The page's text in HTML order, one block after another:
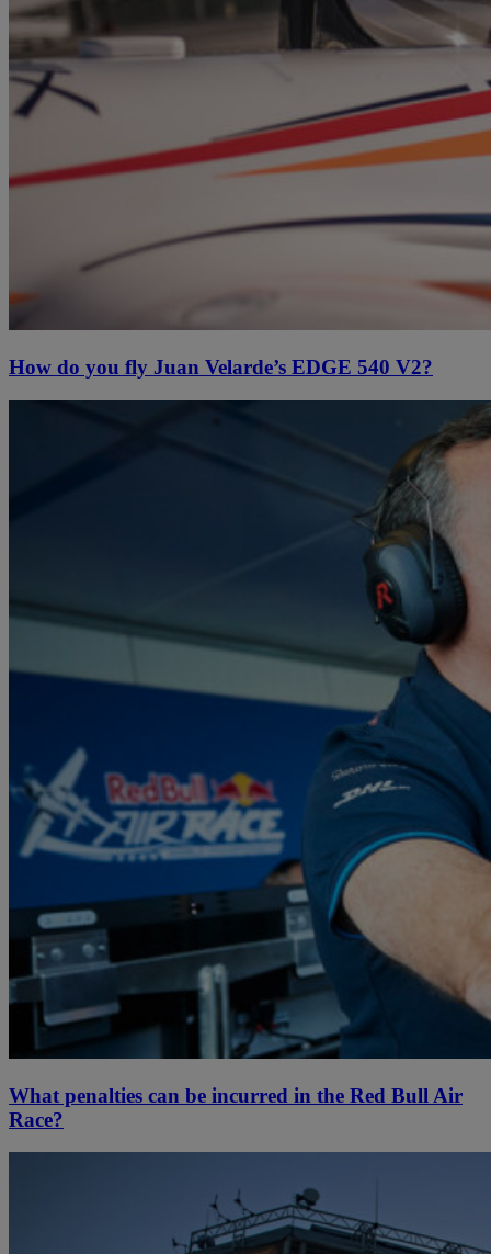
How do you fly Juan Velarde’s EDGE 540 V2?
What penalties can be incurred in the Red Bull Air
Race?